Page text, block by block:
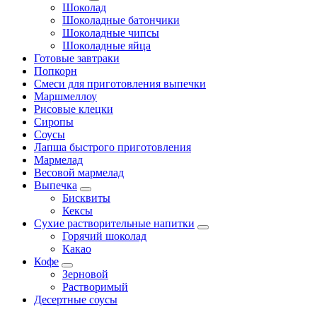
Шоколад
Шоколадные батончики
Шоколадные чипсы
Шоколадные яйца
Готовые завтраки
Попкорн
Смеси для приготовления выпечки
Маршмеллоу
Рисовые клецки
Сиропы
Соусы
Лапша быстрого приготовления
Мармелад
Весовой мармелад
Выпечка
Бисквиты
Кексы
Сухие растворительные напитки
Горячий шоколад
Какао
Кофе
Зерновой
Растворимый
Десертные соусы